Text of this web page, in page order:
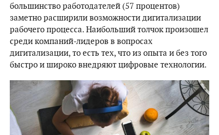
большинство работодателей (57 процентов)
заметно расширили возможности дигитализации
рабочего процесса. Наибольший толчок произошел
среди компаний-лидеров в вопросах
дигитализации, то есть тех, что из опыта и без того
быстро и широко внедряют цифровые технологии.